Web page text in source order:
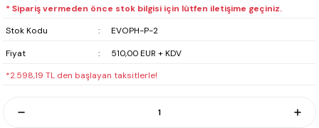
* Sipariş vermeden önce stok bilgisi için lütfen iletişime geçiniz.
Stok Kodu
EVOPH-P-2
Fiyat
510,00 EUR + KDV
*2.598,19 TL den başlayan taksitlerle!